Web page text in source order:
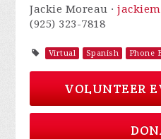
Jackie Moreau ·
(925) 323-7818
Virtual Spanish Phone
VOLUNTEER